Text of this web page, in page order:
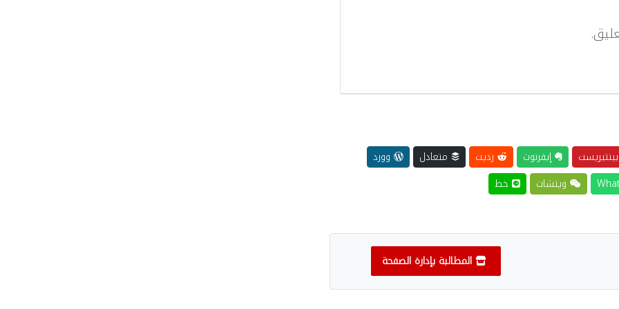
إيفرنوت رديت متعادل
وورد
ويتشات
خط
المطالبة بإدارة الصفحة